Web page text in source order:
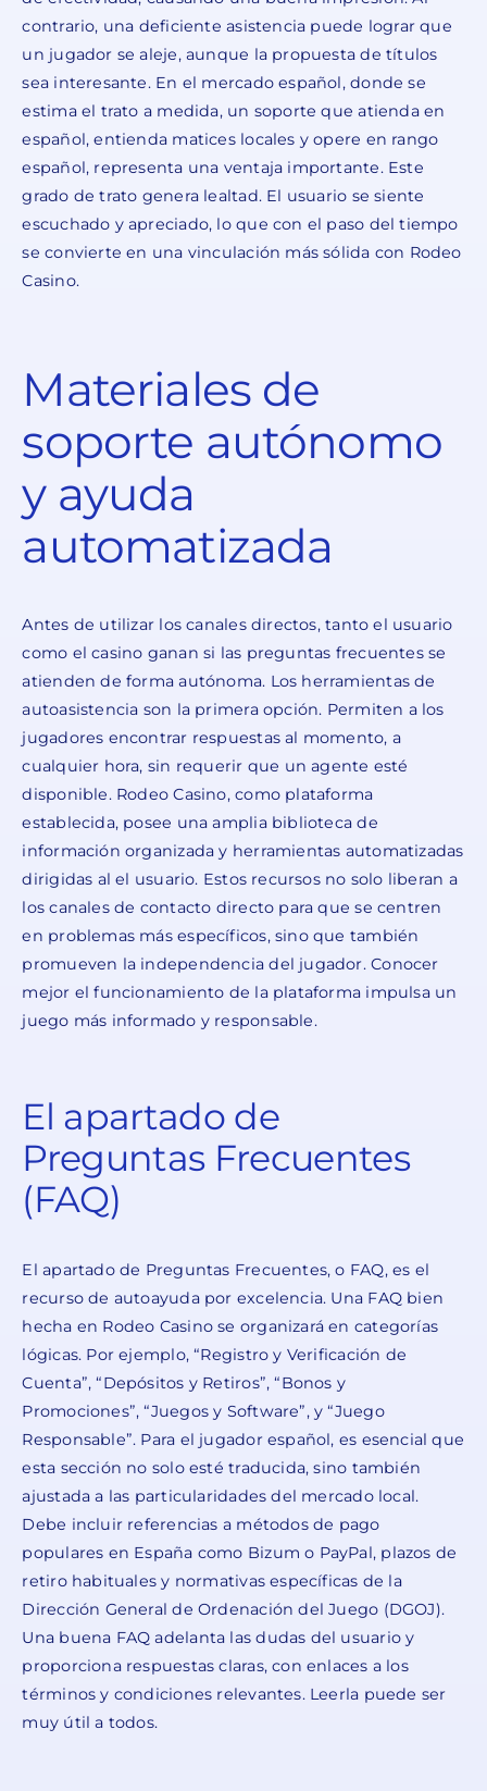
contrario, una deficiente asistencia puede lograr que
un jugador se aleje, aunque la propuesta de títulos
sea interesante. En el mercado español, donde se
estima el trato a medida, un soporte que atienda en
español, entienda matices locales y opere en rango
español, representa una ventaja importante. Este
grado de trato genera lealtad. El usuario se siente
escuchado y apreciado, lo que con el paso del tiempo
se convierte en una vinculación más sólida con Rodeo
Casino.
Materiales de
soporte autónomo
y ayuda
automatizada
Antes de utilizar los canales directos, tanto el usuario
como el casino ganan si las preguntas frecuentes se
atienden de forma autónoma. Los herramientas de
autoasistencia son la primera opción. Permiten a los
jugadores encontrar respuestas al momento, a
cualquier hora, sin requerir que un agente esté
disponible. Rodeo Casino, como plataforma
establecida, posee una amplia biblioteca de
información organizada y herramientas automatizadas
dirigidas al el usuario. Estos recursos no solo liberan a
los canales de contacto directo para que se centren
en problemas más específicos, sino que también
promueven la independencia del jugador. Conocer
mejor el funcionamiento de la plataforma impulsa un
juego más informado y responsable.
El apartado de
Preguntas Frecuentes
(FAQ)
El apartado de Preguntas Frecuentes, o FAQ, es el
recurso de autoayuda por excelencia. Una FAQ bien
hecha en Rodeo Casino se organizará en categorías
lógicas. Por ejemplo, “Registro y Verificación de
Cuenta”, “Depósitos y Retiros”, “Bonos y
Promociones”, “Juegos y Software”, y “Juego
Responsable”. Para el jugador español, es esencial que
esta sección no solo esté traducida, sino también
ajustada a las particularidades del mercado local.
Debe incluir referencias a métodos de pago
populares en España como Bizum o PayPal, plazos de
retiro habituales y normativas específicas de la
Dirección General de Ordenación del Juego (DGOJ).
Una buena FAQ adelanta las dudas del usuario y
proporciona respuestas claras, con enlaces a los
términos y condiciones relevantes. Leerla puede ser
muy útil a todos.